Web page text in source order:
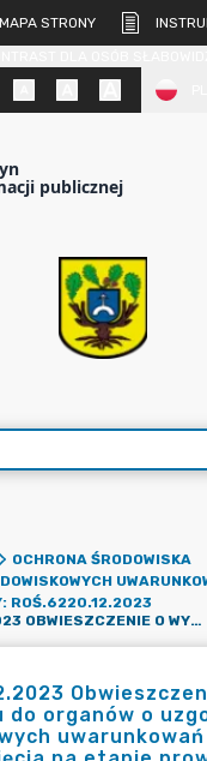
MAPA STRONY
publicznej
OCHRONA ŚRODOWISKA
ROŚ.6220.12.2023
ROŚ.6220.12.2023 OBWIESZCZENIE O WYSTĄPIENIU DO ORGANÓW O UZGODNIENIE ŚRODOWISKOWYCH UWARUNKOWAŃ REALIZACJI PRZEDSIĘWZIĘCIA NA ETAPIE PROWADZONEGO POSTĘPOWANIA O WYDANIE DECYZJI O ŚRODOWISKOWYCH UWARUNKOWANIACH DLA PRZEDSIĘWZIĘCIA POLEGAJĄCEGO NA BUDOWIE BIOGAZOWNI KOMUNALNEJ REALIZOWANEJ PRZEZ ZAKŁAD USŁUG KOMUNALNYCH SP. Z O.O. W DOPIEWIE NA DZIAŁCE O NR EWIDENCYJNYM 761/14 OBRĘB DOPIEWO, GMINA DOPIEWO.
do organów o